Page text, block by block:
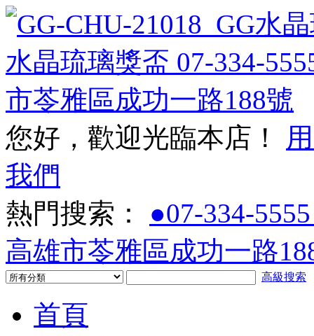
您好，歡迎光臨本店！
我們
熱門搜索： ●07-334-
高雄市苓雅區成功一路
高級搜索
首頁